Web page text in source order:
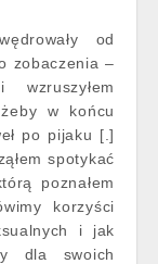
od
zobaczenia –
wzruszyłem
w końcu
po pijaku [.]
spotykać
poznałem
korzyści
i jak
dla swoich